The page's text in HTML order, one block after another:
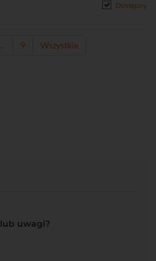
Dostępny
... 9 Wszystkie
uwagi?